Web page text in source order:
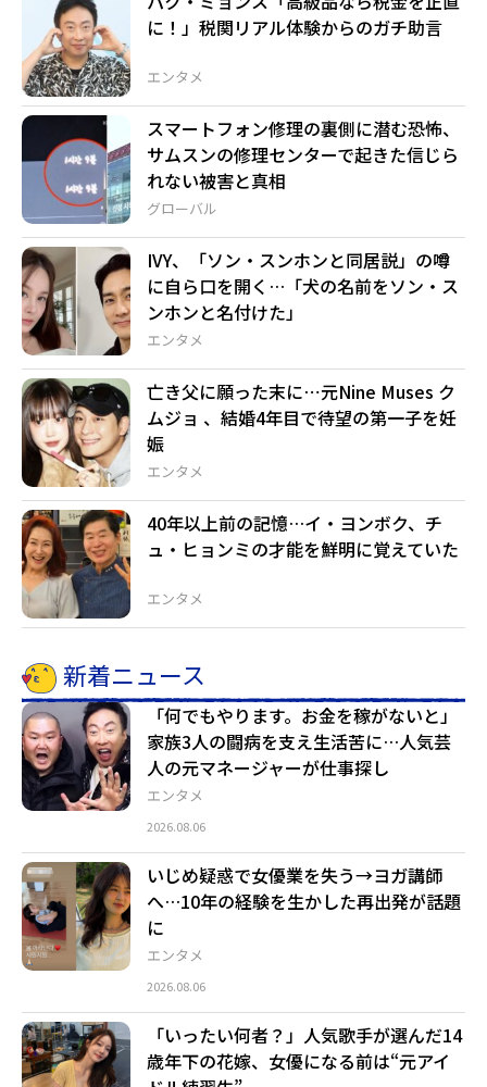
エンタメ
に！」税関リアル体験からのガチ助言
グローバル
スマートフォン修理の裏側に潜む恐怖、
サムスンの修理センターで起きた信じら
れない被害と真相
エンタメ
IVY、「ソン・スンホンと同居説」の噂
に自ら口を開く…「犬の名前をソン・ス
ンホンと名付けた」
エンタメ
亡き父に願った末に⋯元Nine Muses ク
ムジョ 、結婚4年目で待望の第一子を妊
娠
エンタメ
40年以上前の記憶…イ・ヨンボク、チ
ュ・ヒョンミの才能を鮮明に覚えていた
新着ニュース
エンタメ
「何でもやります。お金を稼がないと」
家族3人の闘病を支え生活苦に…人気芸
人の元マネージャーが仕事探し
2026.08.06
エンタメ
いじめ疑惑で女優業を失う→ヨガ講師
へ…10年の経験を生かした再出発が話題
に
2026.08.06
「いったい何者？」人気歌手が選んだ14
歳年下の花嫁、女優になる前は“元アイ